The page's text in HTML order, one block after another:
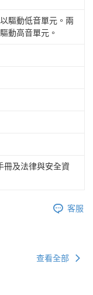
驅動低音單元。兩
動高音單元。
冊及法律與安全資
客服
查看全部